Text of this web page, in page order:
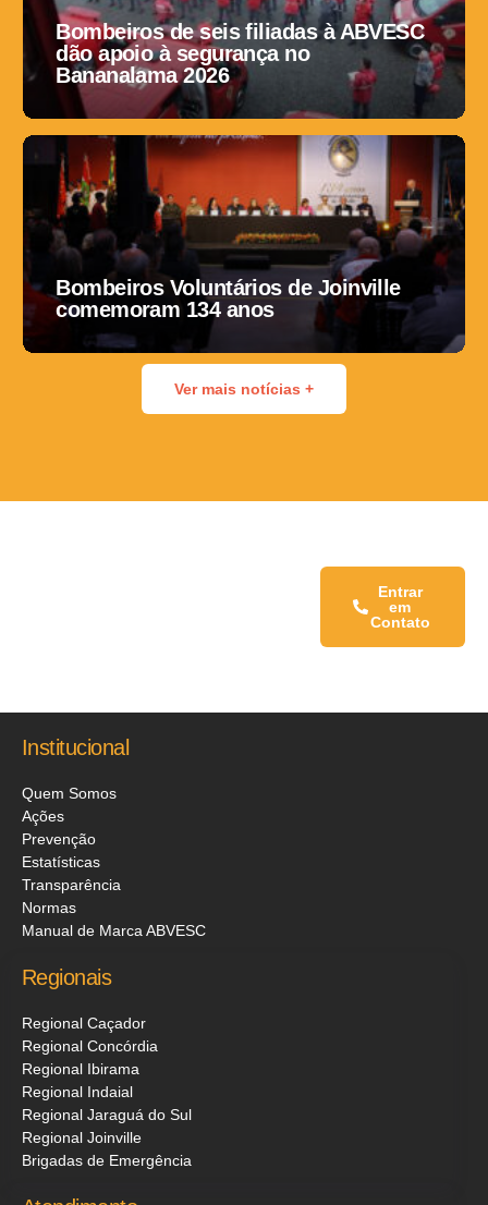
Bombeiros de seis filiadas à ABVESC
dão apoio à segurança no
Bananalama 2026
Bombeiros Voluntários de Joinville
comemoram 134 anos
Ver mais notícias +
Entrar
em
Contato
Institucional
Quem Somos
Ações
Prevenção
Estatísticas
Transparência
Normas
Manual de Marca ABVESC
Regionais
Regional Caçador
Regional Concórdia
Regional Ibirama
Regional Indaial
Regional Jaraguá do Sul
Regional Joinville
Brigadas de Emergência